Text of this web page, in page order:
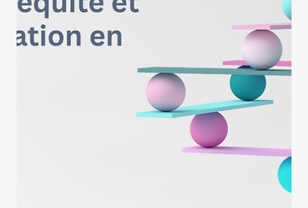
15 juil.
Un don d’Anthropic d'1M$ à l'IID
pour la recherche sur l'IA en
langues minoritaires
L'Université Laval annonce qu'Anthropic a octroyé un don à
l'Institut intelligence et données (IID) d'une valeur de plus